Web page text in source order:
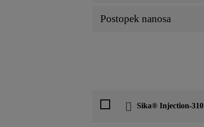
Postopek nanosa
Sika® Injection-310